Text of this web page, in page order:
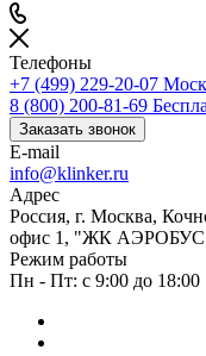
Телефоны
+7 (499) 229-20-07
8 (800) 200-81-69
Заказать звонок
E-mail
info@klinker.ru
Адрес
Россия, г. Москва,
офис 1, "ЖК
Режим работы
Пн - Пт: с 9:00 до 18:00